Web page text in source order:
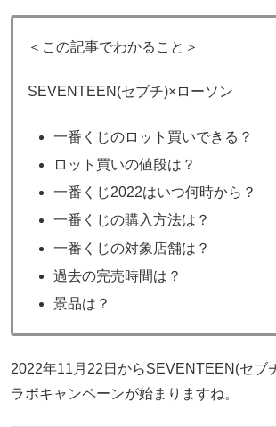
＜この記事でわかること＞
SEVENTEEN(セブチ)×ローソン
一番くじのロット買いできる？
ロット買いの値段は？
一番くじ2022はいつ何時から？
一番くじの購入方法は？
一番くじの対象店舗は？
過去の完売時間は？
景品は？
2022年11月22日からSEVENTEEN(セブ
ラボキャンペーンが始まりますね。